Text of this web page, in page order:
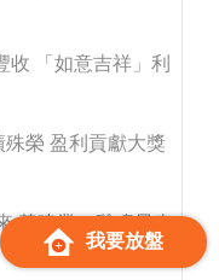
收 「如意吉祥」利
榮 盈利貢獻大獎
黃建業：雞鳴早春
我要放盤